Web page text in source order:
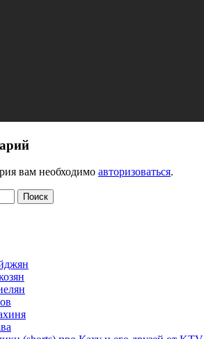
вам необходимо авторизоваться.